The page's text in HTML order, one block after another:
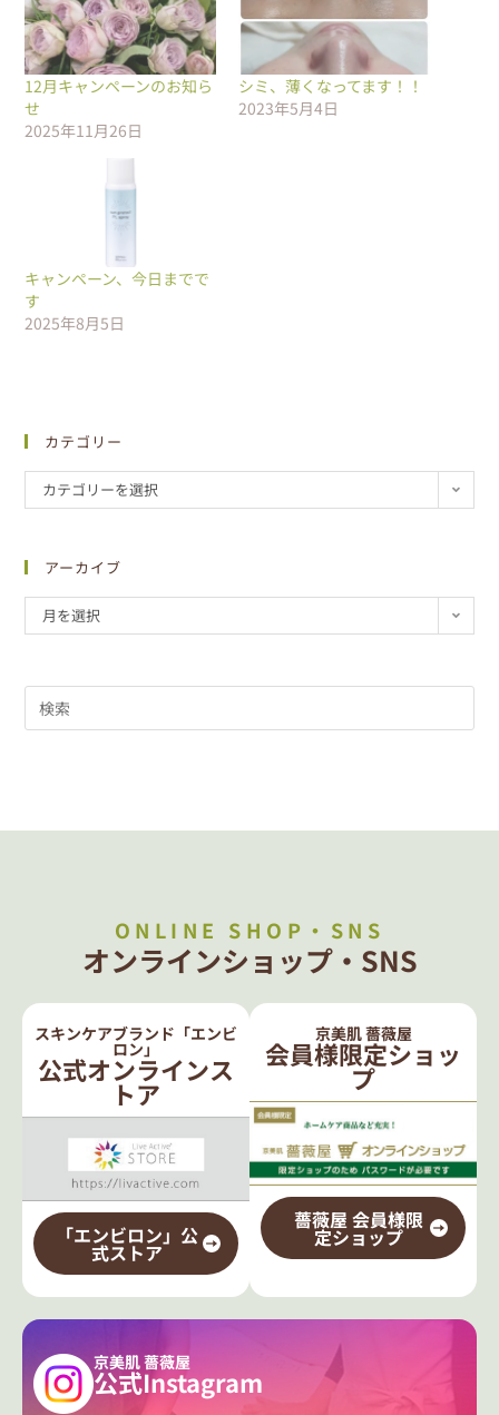
12月キャンペーンのお知ら
せ
2025年11月26日
シミ、薄くなってます！！
2023年5月4日
キャンペーン、今日までで
す
2025年8月5日
カテゴリー
カテゴリーを選択
アーカイブ
月を選択
ONLINE SHOP・SNS
オンラインショップ・SNS
スキンケアブランド「エンビ
ロン」
公式オンラインス
トア
「エンビロン」公
式ストア
京美肌 薔薇屋
会員様限定ショッ
プ
薔薇屋 会員様限
定ショップ
京美肌 薔薇屋
公式Instagram